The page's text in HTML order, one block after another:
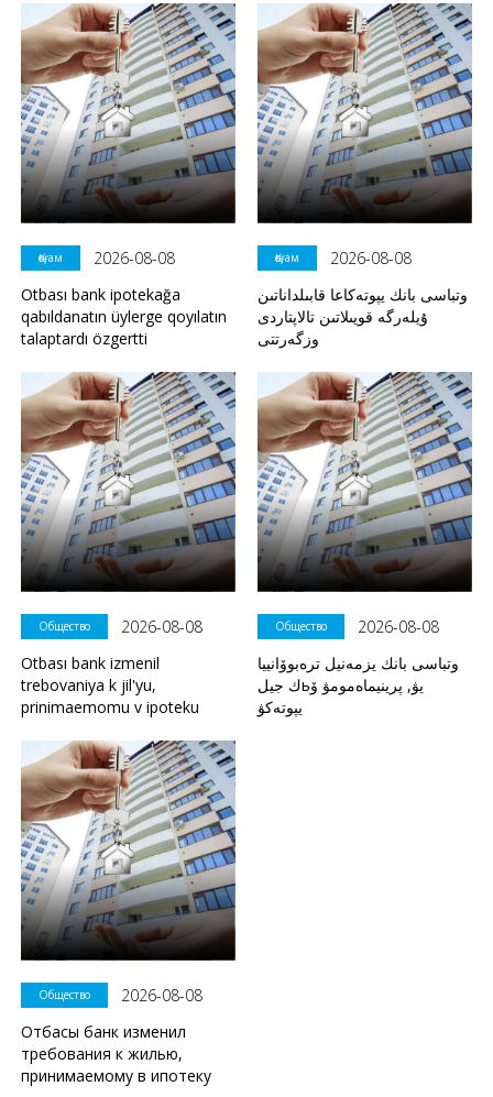
Қоғам
2026-08-08
Otbası bank ipotekağa
qabıldanatın üylerge qoyılatın
talaptardı özgertti
Қоғам
2026-08-08
وتباسى بانك يپوتەكاعا قابىلداناتىن
ۇيلەرگە قويىلاتىن تالاپتاردى
وزگەرتتى
Общество
2026-08-08
Otbası bank izmenil
trebovaniya k jil'yu,
prinimaemomu v ipoteku
Общество
2026-08-08
وتباسى بانك يزمەنيل ترەبوۆانييا
ك جيلьيۋ, پرينيماەمومۋ ۆ
يپوتەكۋ
Общество
2026-08-08
Отбасы банк изменил
требования к жилью,
принимаемому в ипотеку